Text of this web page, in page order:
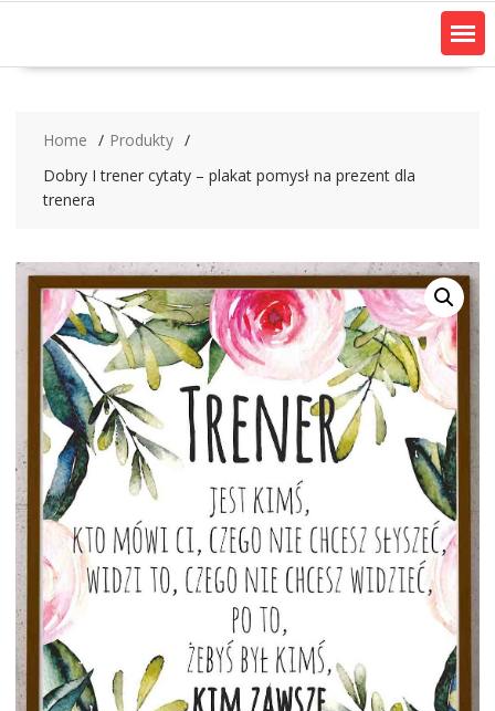
Home
Produkty
Dobry I trener cytaty – plakat pomysł na prezent dla
trenera